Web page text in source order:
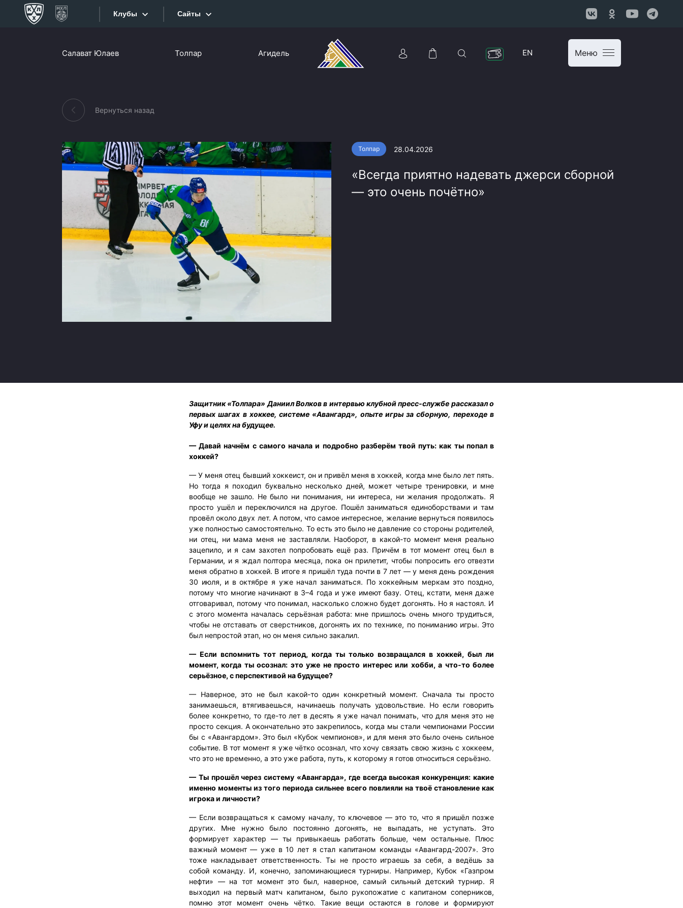
Клубы
Конференция «Запад»
ХК Сочи
Дивизион Тарасова
Динамо Мн
Динамо М
Локомотив
Северсталь
Шанхайские Драконы
Конференция «Восток»
Трактор
Авангард
Адмирал
Амур
Барыс
Сайты
Сайты
Интернет-магазин
Фотобанк
Приложение КХЛ
Салават Юлаев Толпар Агидель EN Меню
Вернуться назад
Толпар 28.04.2026
«Всегда приятно надевать джерси сборной
— это очень почётно»
Защитник «Толпара» Даниил Волков в интервью клубной пресс-службе рассказал о
первых шагах в хоккее, системе «Авангард», опыте игры за сборную, переходе в
Уфу и целях на будущее.
— Давай начнём с самого начала и подробно разберём твой путь: как ты попал в
хоккей?
— У меня отец бывший хоккеист, он и привёл меня в хоккей, когда мне было лет пять.
Но тогда я походил буквально несколько дней, может четыре тренировки, и мне
вообще не зашло. Не было ни понимания, ни интереса, ни желания продолжать. Я
просто ушёл и переключился на другое. Пошёл заниматься единоборствами и там
провёл около двух лет. А потом, что самое интересное, желание вернуться появилось
уже полностью самостоятельно. То есть это было не давление со стороны родителей,
ни отец, ни мама меня не заставляли. Наоборот, в какой-то момент меня реально
зацепило, и я сам захотел попробовать ещё раз. Причём в тот момент отец был в
Германии, и я ждал полтора месяца, пока он прилетит, чтобы попросить его отвезти
меня обратно в хоккей. В итоге я пришёл туда почти в 7 лет — у меня день рождения
30 июля, и в октябре я уже начал заниматься. По хоккейным меркам это поздно,
потому что многие начинают в 3–4 года и уже имеют базу. Отец, кстати, меня даже
отговаривал, потому что понимал, насколько сложно будет догонять. Но я настоял. И
с этого момента началась серьёзная работа: мне пришлось очень много трудиться,
чтобы не отставать от сверстников, догонять их по технике, по пониманию игры. Это
был непростой этап, но он меня сильно закалил.
— Если вспомнить тот период, когда ты только возвращался в хоккей, был ли
момент, когда ты осознал: это уже не просто интерес или хобби, а что-то более
серьёзное, с перспективой на будущее?
— Наверное, это не был какой-то один конкретный момент. Сначала ты просто
занимаешься, втягиваешься, начинаешь получать удовольствие. Но если говорить
более конкретно, то где-то лет в десять я уже начал понимать, что для меня это не
просто секция. А окончательно это закрепилось, когда мы стали чемпионами России
бы с «Авангардом». Это был «Кубок чемпионов», и для меня это было очень сильное
событие. В тот момент я уже чётко осознал, что хочу связать свою жизнь с хоккеем,
что это не временно, а это уже работа, путь, к которому я готов относиться серьёзно.
— Ты прошёл через систему «Авангарда», где всегда высокая конкуренция: какие
именно моменты из того периода сильнее всего повлияли на твоё становление как
игрока и личности?
— Если возвращаться к самому началу, то ключевое — это то, что я пришёл позже
других. Мне нужно было постоянно догонять, не выпадать, не уступать. Это
формирует характер — ты привыкаешь работать больше, чем остальные. Плюс
важный момент — уже в 10 лет я стал капитаном команды «Авангард-2007». Это
тоже накладывает ответственность. Ты не просто играешь за себя, а ведёшь за
собой команду. И, конечно, запоминающиеся турниры. Например, Кубок «Газпром
нефти» — на тот момент это был, наверное, самый сильный детский турнир. Я
выходил на первый матч капитаном, было рукопожатие с капитаном соперников,
помню этот момент очень чётко. Такие вещи остаются в голове и формируют